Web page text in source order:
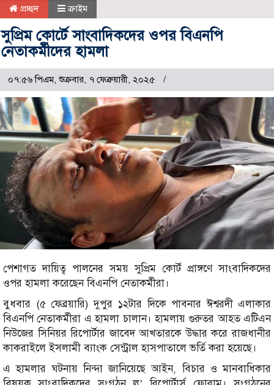
প্রচ্ছদ ক্রাইম
সুপ্রিম কোর্টে সাংবাদিকদের ওপর বিএনপি
নেতাকর্মীদের হামলা
০৭:৫৬ পিএম, শুক্রবার, ৭ ফেব্রুয়ারী, ২০২৫
পেশাগত দায়িত্ব পালনের সময় সুপ্রিম কোর্ট প্রাঙ্গণে সাংবাদিকদের
ওপর হামলা করেছেন বিএনপি নেতাকর্মীরা।
বুধবার (৫ ফেব্রয়ারি) দুপুর ১২টার দিকে পাবনার ঈশ্বরদী এলাকার
বিএনপি নেতাকর্মীরা এ হামলা চালান। হামলায় গুরুতর আহত এটিএন
নিউজের সিনিয়র রিপোর্টার জাবেদ আখতারকে উদ্ধার করে রাজধানীর
কাকরাইলে ইসলামী ব্যাংক সেন্ট্রাল হাসপাতালে ভর্তি করা হয়েছে।
এ হামলার ঘটনায় নিন্দা জানিয়েছে আইন, বিচার ও মানবাধিকার